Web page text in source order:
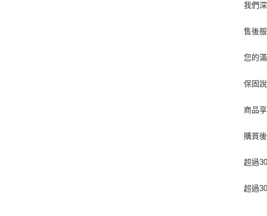
我們
售後
您的
保固
商品
購買
超過
超過